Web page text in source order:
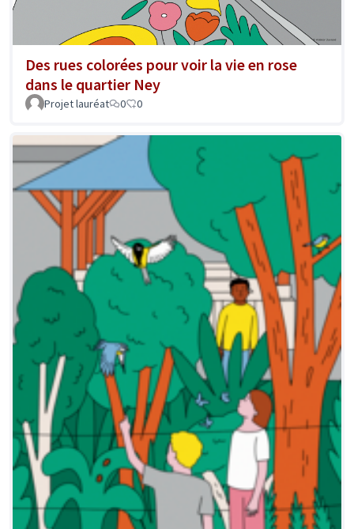
Des rues colorées pour voir la vie en rose
dans le quartier Ney
Projet lauréat 0 0